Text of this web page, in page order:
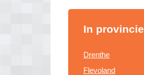
In provincie
Drenthe
Flevoland